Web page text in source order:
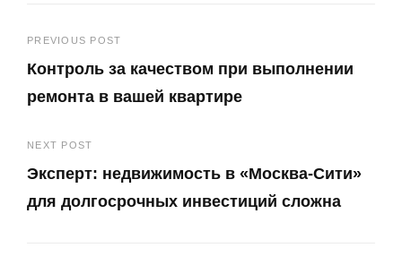
Навигация
по
PREVIOUS POST
Контроль за качеством при выполнении
ремонта в вашей квартире
Post
NEXT POST
Эксперт: недвижимость в «Москва-Сити»
для долгосрочных инвестиций сложна